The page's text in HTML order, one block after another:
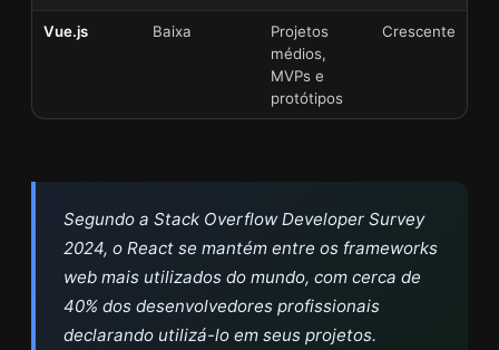
Vue.js Baixa
Projetos
médios,
MVPs e
protótipos
Crescente
Segundo a Stack Overflow Developer Survey
2024, o React se mantém entre os frameworks
web mais utilizados do mundo, com cerca de
40% dos desenvolvedores profissionais
declarando utilizá-lo em seus projetos.